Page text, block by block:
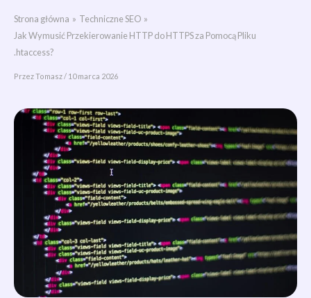
Strona główna
Techniczne SEO
Jak Wymusić Przekierowanie HTTP do HTTPS za Pomocą Pliku
.htaccess?
PrzezTomasz/ 10 marca 2026